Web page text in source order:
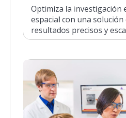
Optimiza la investigación
espacial con una
resultados precisos y